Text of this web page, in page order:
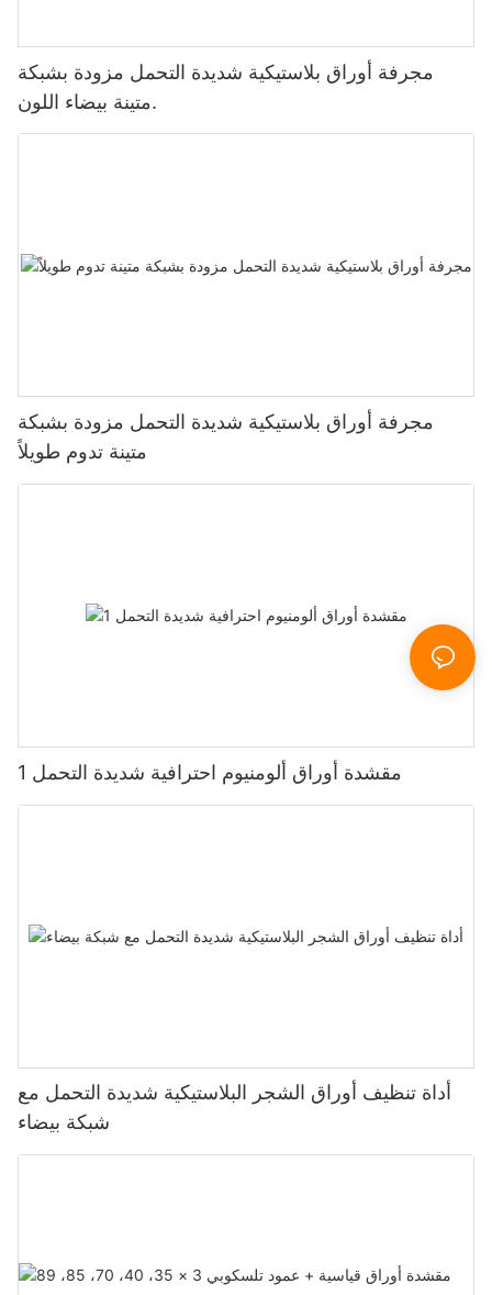
مجرفة أوراق بلاستيكية شديدة التحمل مزودة بشبكة
متينة بيضاء اللون.
مجرفة أوراق بلاستيكية شديدة التحمل مزودة بشبكة
متينة تدوم طويلاً
مقشدة أوراق ألومنيوم احترافية شديدة التحمل 1
أداة تنظيف أوراق الشجر البلاستيكية شديدة التحمل مع
شبكة بيضاء